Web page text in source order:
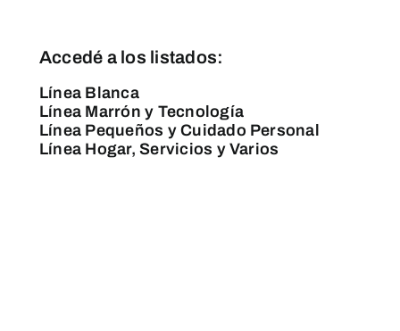
Accedé a los listados:
Línea Blanca
Línea Marrón y Tecnología
Línea Pequeños y Cuidado Personal
Línea Hogar, Servicios y Varios